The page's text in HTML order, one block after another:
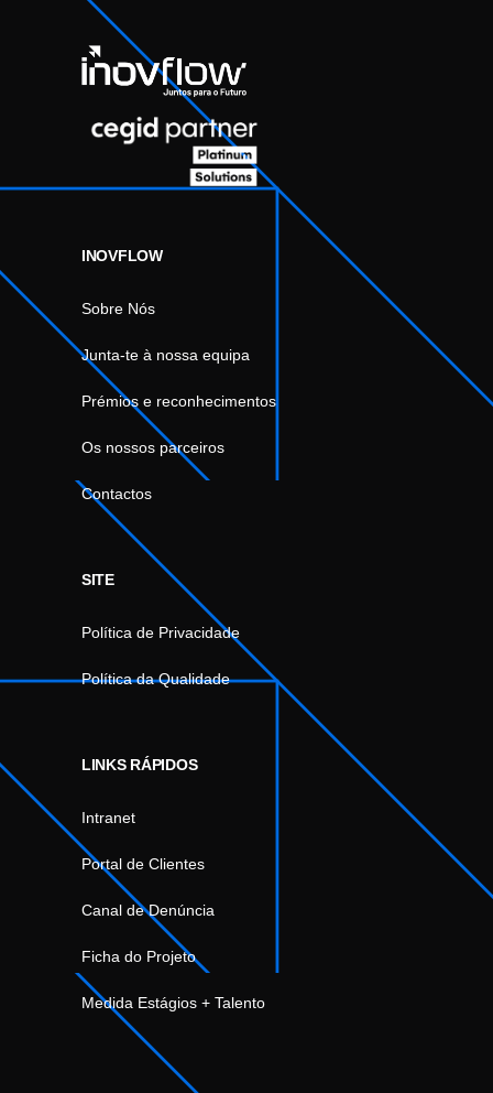
INOVFLOW
Sobre Nós
Junta-te à nossa equipa
Prémios e reconhecimentos
Os nossos parceiros
Contactos
SITE
Política de Privacidade
Política da Qualidade
LINKS RÁPIDOS
Intranet
Portal de Clientes
Canal de Denúncia
Ficha do Projeto
Medida Estágios + Talento